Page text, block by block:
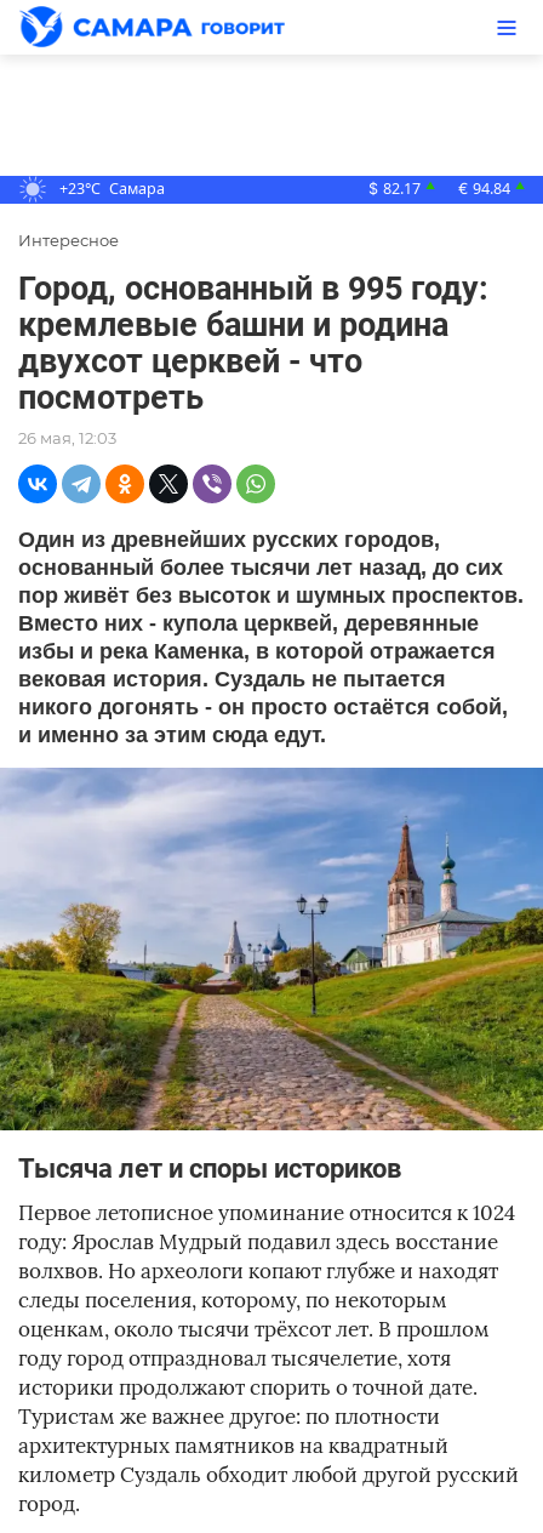
+23°C Самара $ 82.17 ▲ € 94.84 ▲
Интересное
Город, основанный в 995 году:
кремлевые башни и родина
двухсот церквей - что
посмотреть
26 мая, 12:03
Один из древнейших русских городов,
основанный более тысячи лет назад, до сих
пор живёт без высоток и шумных проспектов.
Вместо них - купола церквей, деревянные
избы и река Каменка, в которой отражается
вековая история. Суздаль не пытается
никого догонять - он просто остаётся собой,
и именно за этим сюда едут.
Тысяча лет и споры историков
Первое летописное упоминание относится к 1024
году: Ярослав Мудрый подавил здесь восстание
волхвов. Но археологи копают глубже и находят
следы поселения, которому, по некоторым
оценкам, около тысячи трёхсот лет. В прошлом
году город отпраздновал тысячелетие, хотя
историки продолжают спорить о точной дате.
Туристам же важнее другое: по плотности
архитектурных памятников на квадратный
километр Суздаль обходит любой другой русский
город.